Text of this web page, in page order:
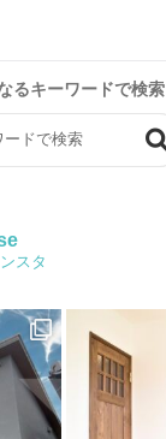
わり記事
紹介
るキーワードで検索
スタ